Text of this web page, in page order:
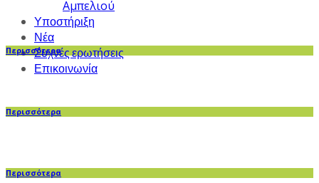
Αμπελιού
Υποστήριξη
Νέα
Συχνές ερωτήσεις
Επικοινωνία
Περισσότερα
Περισσότερα
Περισσότερα